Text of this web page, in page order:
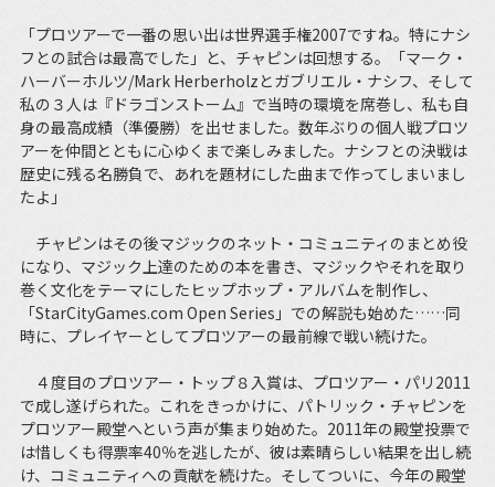
「プロツアーで一番の思い出は世界選手権2007ですね。特にナシ
フとの試合は最高でした」と、チャピンは回想する。「マーク・
ハーバーホルツ/Mark Herberholzとガブリエル・ナシフ、そして
私の３人は『ドラゴンストーム』で当時の環境を席巻し、私も自
身の最高成績（準優勝）を出せました。数年ぶりの個人戦プロツ
アーを仲間とともに心ゆくまで楽しみました。ナシフとの決戦は
歴史に残る名勝負で、あれを題材にした曲まで作ってしまいまし
たよ」
チャピンはその後マジックのネット・コミュニティのまとめ役
になり、マジック上達のための本を書き、マジックやそれを取り
巻く文化をテーマにしたヒップホップ・アルバムを制作し、
「StarCityGames.com Open Series」での解説も始めた……同
時に、プレイヤーとしてプロツアーの最前線で戦い続けた。
４度目のプロツアー・トップ８入賞は、プロツアー・パリ2011
で成し遂げられた。これをきっかけに、パトリック・チャピンを
プロツアー殿堂へという声が集まり始めた。2011年の殿堂投票で
は惜しくも得票率40％を逃したが、彼は素晴らしい結果を出し続
け、コミュニティへの貢献を続けた。そしてついに、今年の殿堂